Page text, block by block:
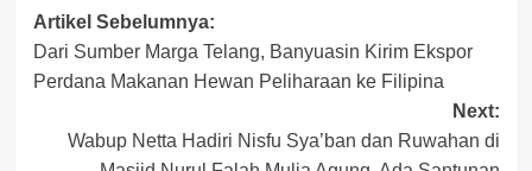
Post
navigation
Artikel Sebelumnya:
Dari Sumber Marga Telang, Banyuasin Kirim Ekspor
Perdana Makanan Hewan Peliharaan ke Filipina
Next:
Wabup Netta Hadiri Nisfu Sya’ban dan Ruwahan di